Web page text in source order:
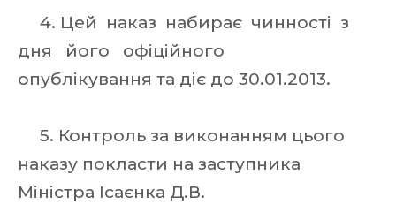
4. Цей наказ набирає чинності з
дня його офіційного
опублікування та діє до 30.01.2013.
5. Контроль за виконанням цього
наказу покласти на заступника
Міністра Ісаєнка Д.В.